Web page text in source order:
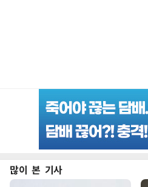
많이 본 기사